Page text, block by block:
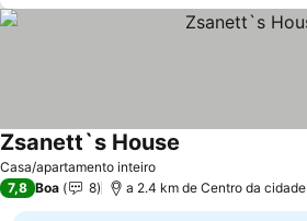
Casa/apartamento inteiro
Zsanett`s House
7,8 Boa 8 a 2.4 km de Centro da cidade